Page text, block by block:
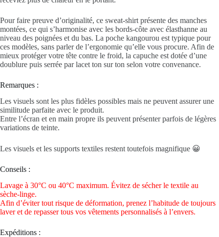
Pour faire preuve d’originalité, ce sweat-shirt présente des manches
montées, ce qui s’harmonise avec les bords-côte avec élasthanne au
niveau des poignées et du bas. La poche kangourou est typique pour
ces modèles, sans parler de l’ergonomie qu’elle vous procure. Afin de
mieux protéger votre tête contre le froid, la capuche est dotée d’une
doublure puis serrée par lacet ton sur ton selon votre convenance.
Remarques :
Les visuels sont les plus fidèles possibles mais ne peuvent assurer une
similitude parfaite avec le produit.
Entre l’écran et en main propre ils peuvent présenter parfois de légères
variations de teinte.
Les visuels et les supports textiles restent toutefois magnifique 😀
Conseils :
Lavage à 30°C ou 40°C maximum. Évitez de sécher le textile au
sèche-linge.
Afin d’éviter tout risque de déformation, prenez l’habitude de toujours
laver et de repasser tous vos vêtements personnalisés à l’envers.
Expéditions :